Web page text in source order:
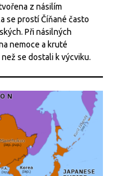
z násilím
se prostí Číňané často
Při násilných
nemoce a kruté
se dostali k výcviku.